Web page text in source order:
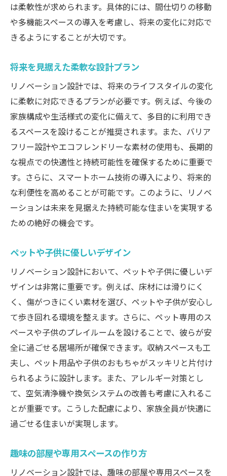
は柔軟性が求められます。具体的には、間仕切りの移動
や多機能スペースの導入を考慮し、将来の変化に対応で
きるようにすることが大切です。
将来を見据えた柔軟な設計プラン
リノベーション設計では、将来のライフスタイルの変化
に柔軟に対応できるプランが必要です。例えば、今後の
家族構成や生活様式の変化に備えて、多目的に利用でき
るスペースを設けることが推奨されます。また、バリア
フリー設計やエコフレンドリーな素材の使用も、長期的
な視点での快適性と持続可能性を確保するために重要で
す。さらに、スマートホーム技術の導入により、将来的
な利便性を高めることが可能です。このように、リノベ
ーションは未来を見据えた持続可能な住まいを実現する
ための絶好の機会です。
ペットや子供に優しいデザイン
リノベーション設計において、ペットや子供に優しいデ
ザインは非常に重要です。例えば、床材には滑りにく
く、傷がつきにくい素材を選び、ペットや子供が安心し
て歩き回れる環境を整えます。さらに、ペット専用のス
ペースや子供のプレイルームを設けることで、彼らが安
全に過ごせる居場所が確保できます。収納スペースも工
夫し、ペット用品や子供のおもちゃがスッキリと片付け
られるように設計します。また、アレルギー対策とし
て、空気清浄機や換気システムの改善も考慮に入れるこ
とが重要です。こうした配慮により、家族全員が快適に
過ごせる住まいが実現します。
趣味の部屋や専用スペースの作り方
リノベーション設計では、趣味の部屋や専用スペースを